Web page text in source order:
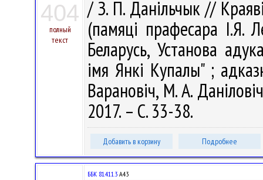
404
полный
текст
/ З. П. Данільчык //
(памяці прафесара І.Я.
Беларусь, Установа
імя Янкі Купалы" ;
Варановiч, М. А.
2017. – С. 33-38.
Добавить в корзину Подробнее
ББК 81.411.3 А43